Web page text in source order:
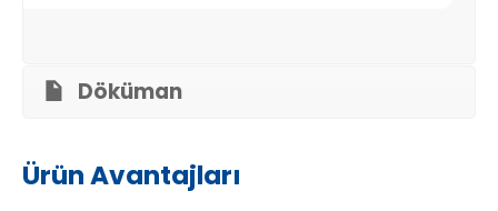
Döküman
Ürün Avantajları